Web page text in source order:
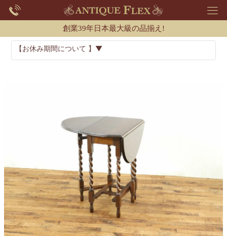
創業39年日本最大級の品揃え!
【お休み期間について 】▼